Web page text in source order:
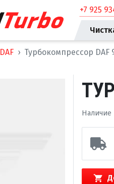
+7 925
DAF Турбокомпрессор DAF
Наличие